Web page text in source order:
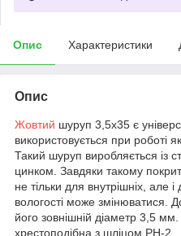
Опис Характеристики
Опис
Жовтий шуруп 3,5х35 є
використовується при роботі
Такий шуруп виробляється із
цинком. Завдяки такому
не тільки для внутрішніх, але і
вологості може
його зовнішній діаметр 3,5
хрестоподібна з шліцом РН-2.